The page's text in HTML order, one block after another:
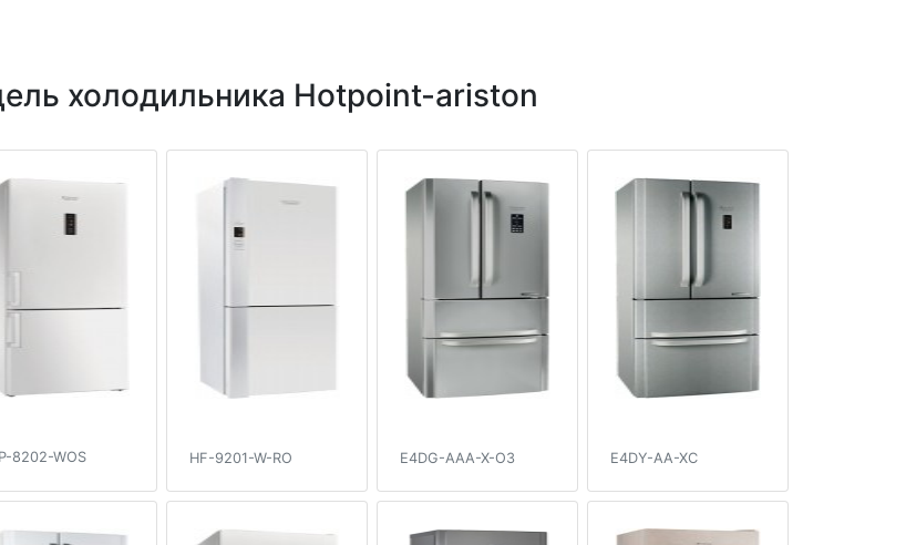
холодильника Hotpoint-ariston
8202-WOS HF-9201-W-RO E4DG-AAA-X-O3 E4DY-AA-XC